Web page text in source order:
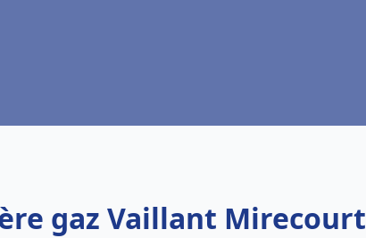
gaz Vaillant Mirecourt